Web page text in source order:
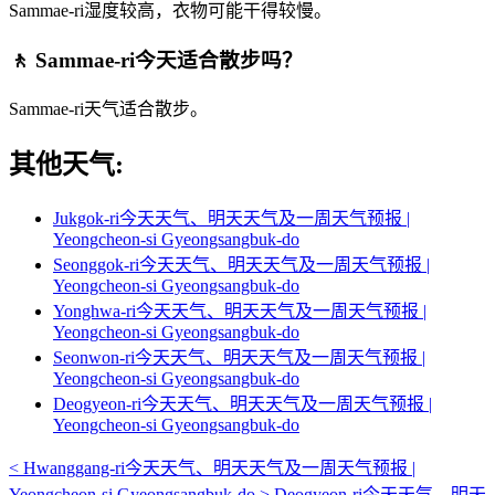
Sammae-ri湿度较高，衣物可能干得较慢。
🚶 Sammae-ri今天适合散步吗？
Sammae-ri天气适合散步。
其他天气:
Jukgok-ri今天天气、明天天气及一周天气预报 |
Yeongcheon-si Gyeongsangbuk-do
Seonggok-ri今天天气、明天天气及一周天气预报 |
Yeongcheon-si Gyeongsangbuk-do
Yonghwa-ri今天天气、明天天气及一周天气预报 |
Yeongcheon-si Gyeongsangbuk-do
Seonwon-ri今天天气、明天天气及一周天气预报 |
Yeongcheon-si Gyeongsangbuk-do
Deogyeon-ri今天天气、明天天气及一周天气预报 |
Yeongcheon-si Gyeongsangbuk-do
< Hwanggang-ri今天天气、明天天气及一周天气预报 |